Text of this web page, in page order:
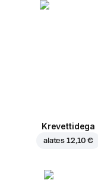
Krevettidega
alates 12,10 €